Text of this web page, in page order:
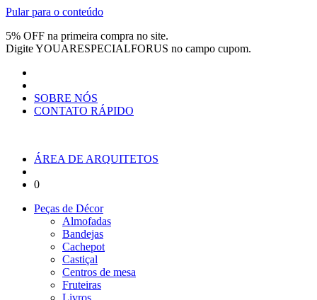
Pular para o conteúdo
5% OFF na primeira compra no site.
DigiteYOUARESPECIALFORUS no campo cupom.
SOBRE NÓS
CONTATO RÁPIDO
ÁREA DE ARQUITETOS
0
Peças de Décor
Almofadas
Bandejas
Cachepot
Castiçal
Centros de mesa
Fruteiras
Livros